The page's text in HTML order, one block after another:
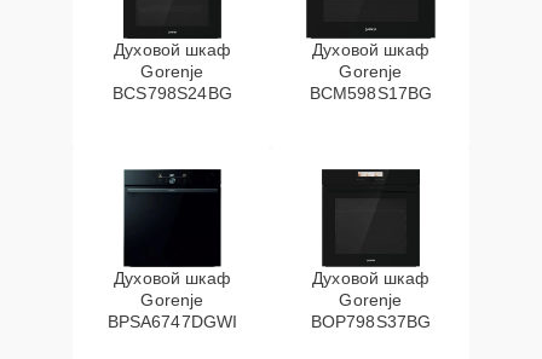
Духовой шкаф
Gorenje
BCS798S24BG
Духовой шкаф
Gorenje
BCM598S17BG
Духовой шкаф
Gorenje
BPSA6747DGWI
Духовой шкаф
Gorenje
BOP798S37BG